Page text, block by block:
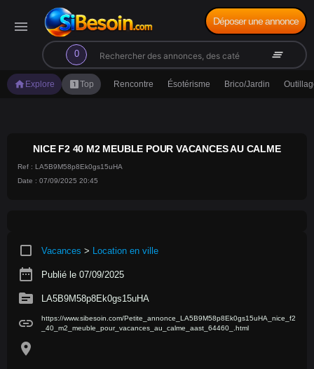
menu
0
search clear_all
Déposer une annonce
home Explore looks_oneTop Rencontre Ésotérisme Brico/Jardin
NICE F2 40 M2 MEUBLE POUR VACANCES AU CALME
Ref : LA5B9M58p8Ek0gs15uHA
Date : 07/09/2025 20:45
crop_square Vacances > Location en ville
date_range Publié le 07/09/2025
source LA5B9M58p8Ek0gs15uHA
link
https://www.sibesoin.com/Petite_annonce_LA5B9M58p8Ek0gs15uHA_nice_f2
_40_m2_meuble_pour_vacances_au_calme_aast_64460_.html
location_on